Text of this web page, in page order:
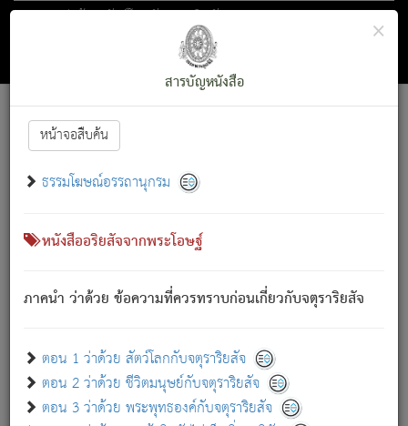
ตอน 1 ว่าด้วย สัตว์โลกกับจตุราริยสัจ
สารบัญ×
สารบัญหนังสือ
หน้าจอสืบค้น
ธรรมโฆษณ์อรรถานุกรม
หนังสืออริยสัจจากพระโอษฐ์
ภาคนำ ว่าด้วย ข้อความที่ควรทราบก่อนเกี่ยวกับจตุราริยสัจ
ตอน 1 ว่าด้วย สัตว์โลกกับจตุราริยสัจ
ตอน 2 ว่าด้วย ชีวิตมนุษย์กับจตุราริยสัจ
ตอน 3 ว่าด้วย พระพุทธองค์กับจตุราริยสัจ
Font :15 ]||
สัตว์โลกนี้ เกิดความเดือดร้อนแล้ว มีผัสสะบังหน้า
เขาสำคัญสิ่งใด โดยความเป็นประการใด แต่สิ่งนั้นย่อมเป็น
(ตามที่เป็นจริง) โดยประการอื่นจากที่เขาสำคัญนั้น
สัตว์โลกติดข้องอยู่ในภพ ถูกภพบังหน้าแล้ว มีภพโดยความ
เป็นอย่างอื่น (จากที่มันเป็นอยู่จริง) จึงได้เพลิดเพลินยิ่งนักในภพ
เขาเพลิดเพลินยิ่งนักในสิ่งใด สิ่งนั้นเป็นภัย (ที่เขาไม่รู้จัก)
เขากลัวต่อสิ่งใดสิ่งนั้นเป็นทุกข์
พรหมจรรย์นี้ อันบุคคลย่อมประพฤติ ก็เพื่อการละขาดซึ่ง